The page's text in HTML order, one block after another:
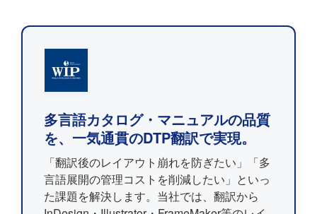
多言語カタログ・マニュアルの品質
を、一気通貫のDTP翻訳で実現。
「翻訳後のレイアウト崩れを防ぎたい」「多
言語展開の管理コストを削減したい」といっ
た課題を解決します。当社では、翻訳から